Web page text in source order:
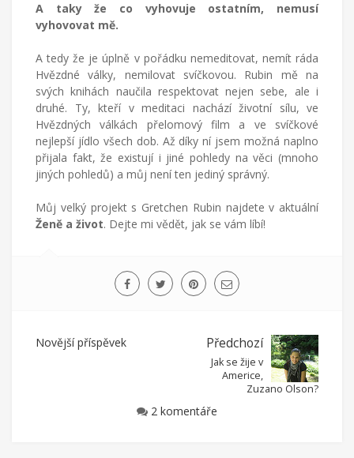
A taky že co vyhovuje ostatním, nemusí
vyhovovat mě.
A tedy že je úplně v pořádku nemeditovat, nemít ráda
Hvězdné války, nemilovat svíčkovou. Rubin mě na
svých knihách naučila respektovat nejen sebe, ale i
druhé. Ty, kteří v meditaci nachází životní sílu, ve
Hvězdných válkách přelomový film a ve svíčkové
nejlepší jídlo všech dob. Až díky ní jsem možná naplno
přijala fakt, že existují i jiné pohledy na věci (mnoho
jiných pohledů) a můj není ten jediný správný.
Můj velký projekt s Gretchen Rubin najdete v aktuální
Ženě a život. Dejte mi vědět, jak se vám líbí!
Novější příspěvek Předchozí
Jak se žije v
Americe,
Zuzano Olson?
2 komentáře